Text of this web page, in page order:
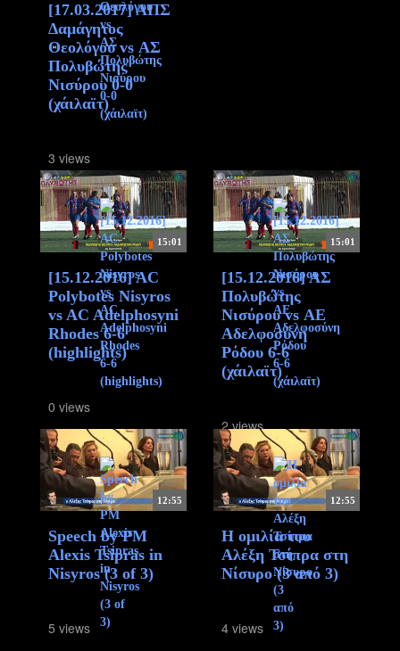
[17.03.2017] ΑΠΣ
Δαμάγητος
Θεολόγου vs ΑΣ
Πολυβώτης
Νισύρου 0-0
(χάιλαϊτ)
3 views
15:01
[15.12.2016] AC
Polybotes Nisyros
vs AC Adelphosyni
Rhodes 6-6
(highlights)
0 views
15:01
[15.12.2016] ΑΣ
Πολυβώτης
Νισύρου vs ΑΕ
Αδελφοσύνη
Ρόδου 6-6
(χάιλαϊτ)
2 views
12:55
Speech by PM
Alexis Tsipras in
Nisyros (3 of 3)
5 views
12:55
Η ομιλία του
Αλέξη Τσίπρα στη
Νίσυρο (3 από 3)
4 views